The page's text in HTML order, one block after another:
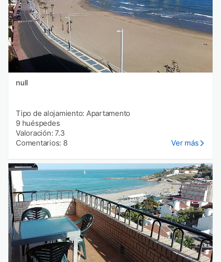
null
Tipo de alojamiento: Apartamento
9 huéspedes
Valoración: 7.3
Comentarios: 8
Ver más